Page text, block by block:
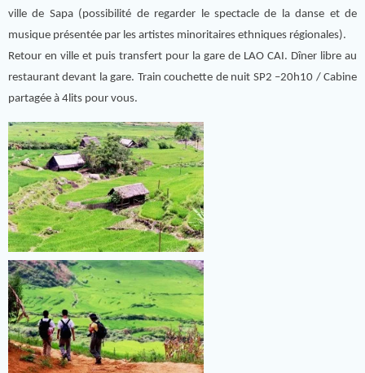
ville de Sapa (possibilité de regarder le spectacle de la danse et de
musique présentée par les artistes minoritaires ethniques régionales).
Retour en ville et puis transfert pour la gare de LAO CAI. Dîner libre au
restaurant devant la gare. Train couchette de nuit SP2 –20h10 / Cabine
partagée à 4lits pour vous.